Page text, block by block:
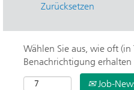
Zurücksetzen
Wählen Sie aus, wie oft (in
Benachrichtigung
Job-